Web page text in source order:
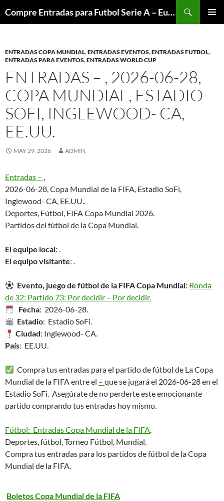
to
Compre Entradas para Futbol Serie A – Europa League – Premier League – Bundesliga
ENTRADAS COPA MUNDIAL,ENTRADAS EVENTOS,ENTRADAS FUTBOL,
ENTRADAS PARA EVENTOS,ENTRADAS WORLD CUP
ENTRADAS – , 2026-06-28,
COPA MUNDIAL, ESTADIO
SOFI, INGLEWOOD- CA,
EE.UU.
MAY 29, 2026 ADMIN
Entradas – ,
2026-06-28, Copa Mundial de la FIFA, Estadio SoFi,
Inglewood- CA, EE.UU..
Deportes, Fútbol, FIFA Copa Mundial 2026.
Partidos del fútbol de la Copa Mundial.
El equipe local: .
El equipo visitante: .
Evento, juego de fútbol de la FIFA Copa Mundial: Ronda
de 32: Partido 73: Por decidir – Por decidir.
Fecha: 2026-06-28.
Estadio: Estadio SoFi.
Ciudad: Inglewood- CA.
País: EE.UU.
Compra tus entradas para el partido de fútbol de La Copa
Mundial de la FIFA entre el – que se jugará el 2026-06-28 en el
Estadio SoFi. Asegúrate de no perderte este emocionante
partido comprando tus entradas hoy mismo.
Fútbol: Entradas Copa Mundial de la FIFA.
Deportes, fútbol, Torneo Fútbol, Mundial.
Compra tus entradas para los partidos de fútbol de la Copa
Mundial de la FIFA.
Boletos Copa Mundial de la FIFA